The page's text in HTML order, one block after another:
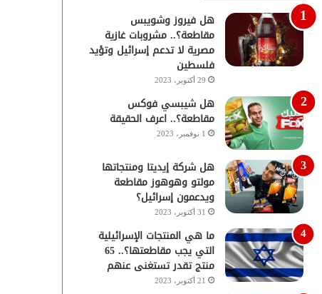
هل فيروز وشويبس
مقاطعة؟.. مشروبات غازية
مصرية لا تدعم إسرائيل وتؤيد
فلسطين
29 أكتوبر، 2023
هل شيبسي فوكس
مقاطعة؟.. اعرف الحقيقة
1 نوفمبر، 2023
هل شركة إيديتا ومنتجاتها
مولتو وهوهوز مقاطعة
ويدعمون إسرائيل؟
31 أكتوبر، 2023
ما هي المنتجات الإسرائيلية
التي يجب مقاطعتها؟.. 65
منتج تقدر تستغنى عنهم
21 أكتوبر، 2023